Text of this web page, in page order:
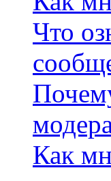
Что
Как